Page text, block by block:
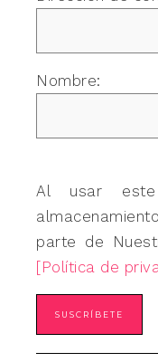
Nombre:
Al usar
parte de
[Política de